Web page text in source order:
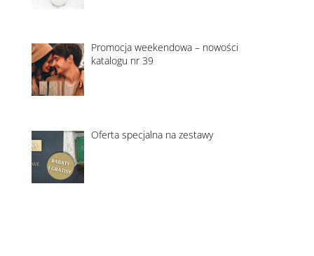
Promocja weekendowa – nowości
katalogu nr 39
Oferta specjalna na zestawy